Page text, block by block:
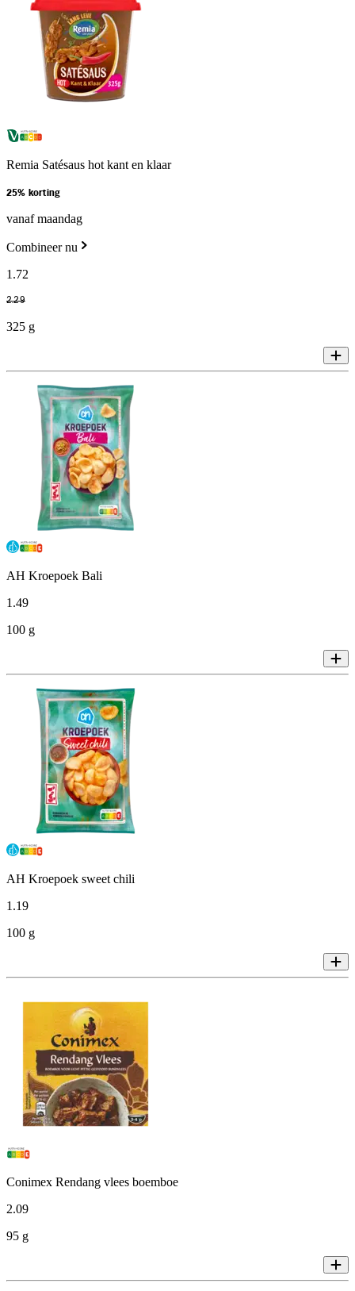
Remia Satésaus hot kant en klaar
25% korting
vanaf maandag
Combineer nu
1.72
2.29
325 g
AH Kroepoek Bali
1.49
100 g
AH Kroepoek sweet chili
1.19
100 g
Conimex Rendang vlees boemboe
2.09
95 g